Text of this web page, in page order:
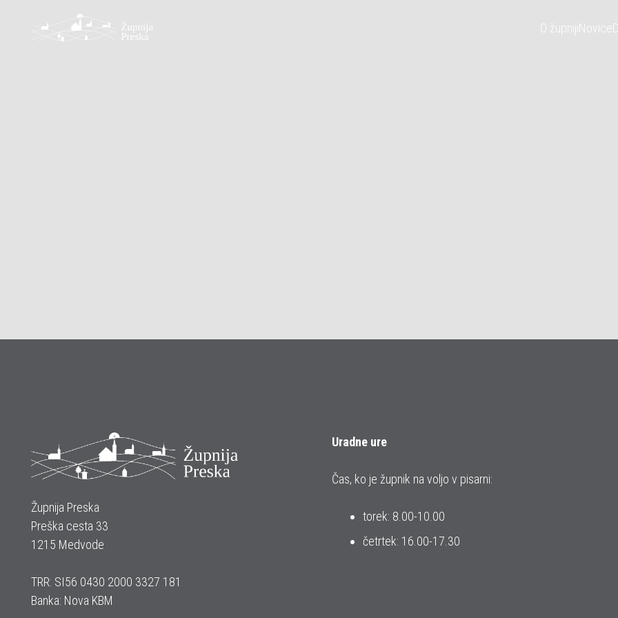
O župnijiNovice
Župnija Preska
Preška cesta 33
1215 Medvode
TRR: SI56 0430 2000 3327 181
Banka: Nova KBM
Uradne ure
Čas, ko je župnik na voljo v pisarni:
torek: 8.00-10.00
četrtek: 16.00-17.30